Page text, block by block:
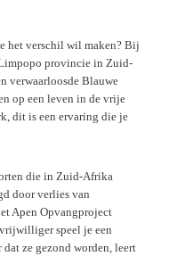
het verschil wil maken? Bij
provincie in Zuid-
verwaarloosde Blauwe
op een leven in de vrije
dit is een ervaring die je
die in Zuid-Afrika
door verlies van
Apen Opvangproject
speel je een
ze gezond worden, leert